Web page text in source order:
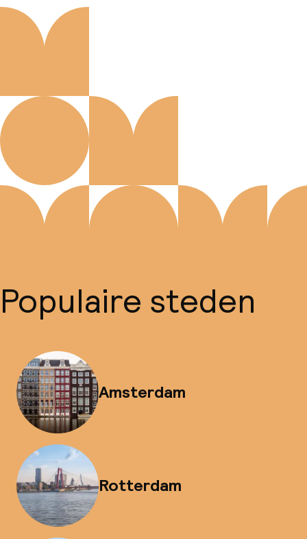
Populaire steden
Amsterdam
Rotterdam